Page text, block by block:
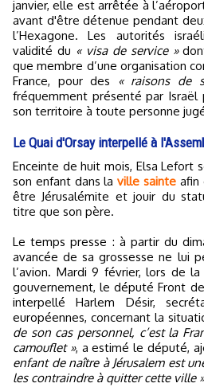
janvier, elle est arrêtée à
avant d'être détenue pendant
l’Hexagone. Les autorités
validité du « visa de service »
que membre d’une organisation
France, pour des
« raisons de
fréquemment présenté par
son territoire à toute personne
Le Quai d'Orsay interpellé à
Enceinte de huit mois, Elsa Lefort souhaite mettre au monde
son enfant dans laville sainte afin
être Jérusalémite et jouir du
titre que son père.
Le temps presse : à partir du
avancée de sa grossesse ne lui
l’avion. Mardi 9 février, lors de
gouvernement, le député Front
interpellé Harlem Désir,
européennes, concernant la
de son cas personnel, c’est la
camouflet », a estimé le député,
enfant de naître à Jérusalem est
les contraindre à quitter cette ville »